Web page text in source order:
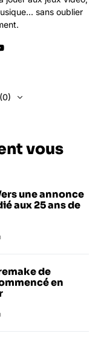
sans oublier
vous
une annonce
aux 25 ans de
de
en